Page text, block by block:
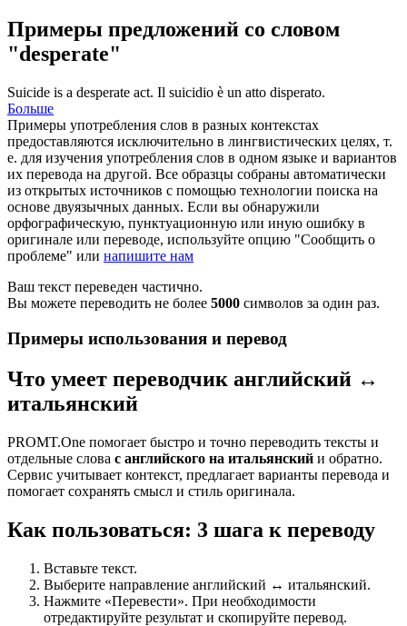
Примеры предложений со словом
"desperate"
Suicide is a desperate act. Il suicidio è un atto disperato.
Больше
Примеры употребления слов в разных контекстах
предоставляются исключительно в лингвистических целях, т.
е. для изучения употребления слов в одном языке и вариантов
их перевода на другой. Все образцы собраны автоматически
из открытых источников с помощью технологии поиска на
основе двуязычных данных. Если вы обнаружили
орфографическую, пунктуационную или иную ошибку в
оригинале или переводе, используйте опцию "Сообщить о
проблеме" или напишите нам
Ваш текст переведен частично.
Вы можете переводить не более 5000 символов за один раз.
Примеры использования и перевод
Что умеет переводчик английский ↔
итальянский
PROMT.One помогает быстро и точно переводить тексты и
отдельные слова с английского на итальянский и обратно.
Сервис учитывает контекст, предлагает варианты перевода и
помогает сохранять смысл и стиль оригинала.
Как пользоваться: 3 шага к переводу
Вставьте текст.
Выберите направление английский ↔ итальянский.
Нажмите «Перевести». При необходимости
отредактируйте результат и скопируйте перевод.